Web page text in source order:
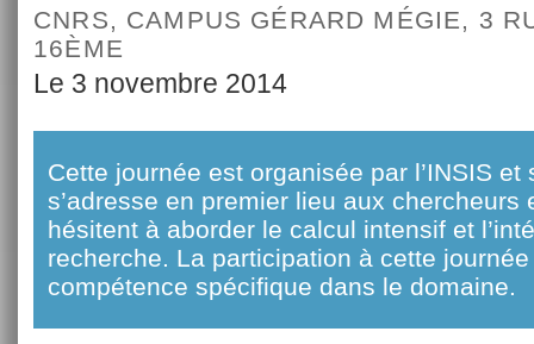
CNRS, CAMPUS GÉRARD MÉGIE, 3
16ÈME
Le 3 novembre 2014
Cette journée est organisée par l’INSIS
s’adresse en premier lieu aux chercheurs
hésitent à aborder le calcul intensif et
recherche. La participation à cette
compétence spécifique dans le domaine.